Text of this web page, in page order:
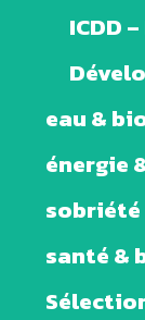
ICDD
eau &
énergie
santé &